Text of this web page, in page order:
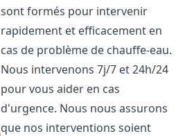
sont formés pour intervenir
rapidement et efficacement en
cas de problème de chauffe-eau.
Nous intervenons 7j/7 et 24h/24
pour vous aider en cas
d'urgence. Nous nous assurons
que nos interventions soient